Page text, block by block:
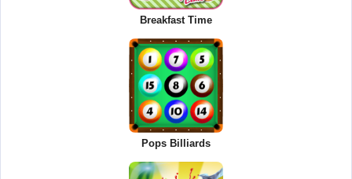
Breakfast Time
Pops Billiards